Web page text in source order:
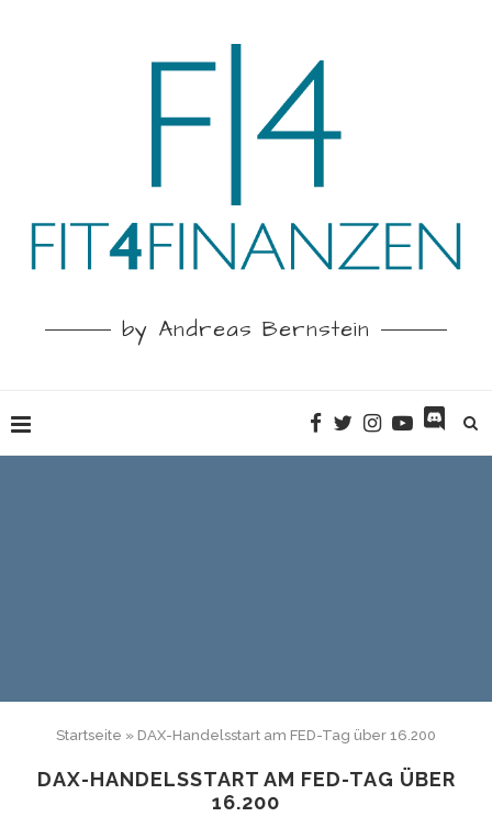
by Andreas Bernstein
Startseite » DAX-Handelsstart am FED-Tag über 16.200
DAX-HANDELSSTART AM FED-TAG ÜBER
16.200